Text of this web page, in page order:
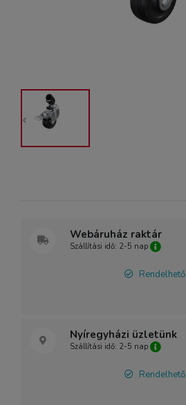
Webáruház raktár
Szállítási idő: 2-5 nap
Rendelhető
Nyíregyházi üzletünk
Szállítási idő: 2-5 nap
Rendelhető